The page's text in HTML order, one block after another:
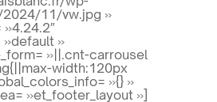
11/vw.jpg »
»4.24.2″
»default »
»||.cnt-carrousel
width:120px
»{} »
»et_footer_layout »]